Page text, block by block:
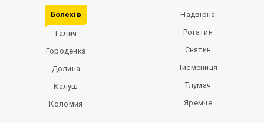
Болехів
Галич
Городенка
Долина
Калуш
Коломия
Надвірна
Рогатин
Снятин
Тисмениця
Тлумач
Яремче